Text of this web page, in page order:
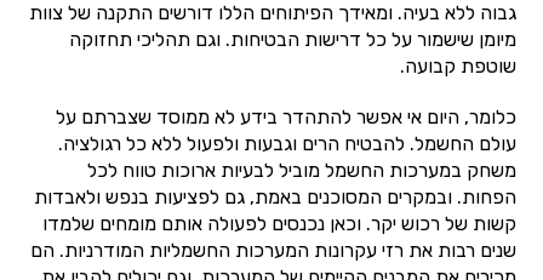
גבוה ללא בעיה. ומאידך הפיתוחים הללו דורשים התקנה של צוות
מיומן שישמור על כל דרישות הבטיחות. וגם תהליכי תחזוקה
שוטפת קבועה.
כלומר, היום אי אפשר להתהדר בידע לא ממוסד שצברתם על
עולם החשמל. להבטיח הרים וגבעות ולפעול ללא כל רגולציה.
משחק במערכות החשמל מוביל לבעיות ארוכות טווח לכל
הפחות. ובמקרים המסוכנים באמת, גם לפציעות בנפש ולאבדות
קשות של רכוש יקר. וכאן נכנסים לפעולה אותם מומחים שלמדו
שנים רבות את רזי עקרונות המערכות החשמליות המודרניות. הם